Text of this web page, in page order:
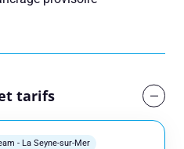
tarifs
- La Seyne-sur-Mer